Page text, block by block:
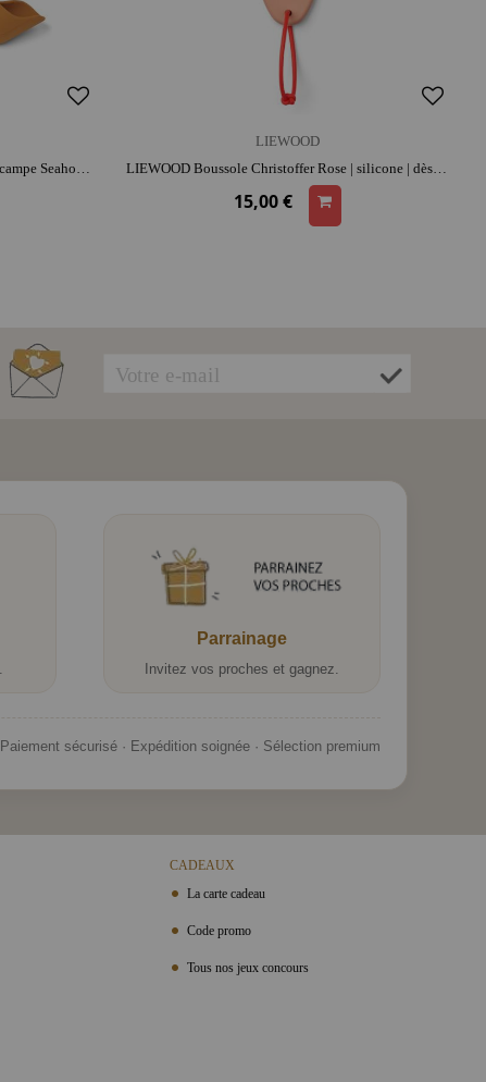
LIEWOOD
15,00 €
Parrainage
Invitez vos proches et gagnez.
Paiement sécurisé · Expédition soignée · Sélection premium
CADEAUX
La carte cadeau
Code promo
Tous nos jeux concours